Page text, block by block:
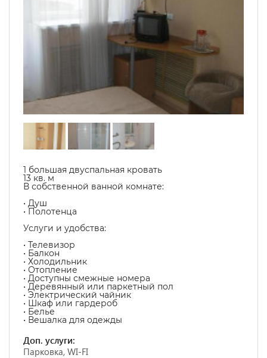
1 большая двуспальная кровать
13 кв. м
В собственной ванной комнате:
• Душ
• Полотенца
Услуги и удобства: ​
• Телевизор
• Балкон
• Холодильник
• Отопление
• Доступны смежные номера
• Деревянный или паркетный пол
• Электрический чайник
• Шкаф или гардероб
• Белье
• Вешалка для одежды
Доп. услуги:
Парковка, WI-FI